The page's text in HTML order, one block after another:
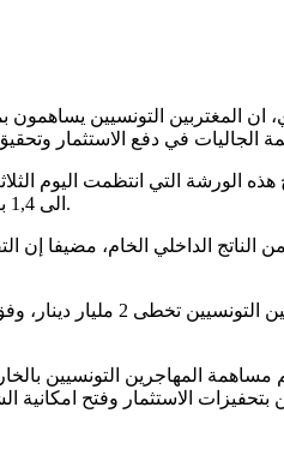
الى 1,4 بالمائة من الديون بالعملة الصعبة، مضيفا إن تحويلاتهم مثّلت في نهاية 2024 حوالي 30 بالمائة من مخزون العملة الصعبة.
وسجّلت تونس نموّا
المهاجرين التونسيين